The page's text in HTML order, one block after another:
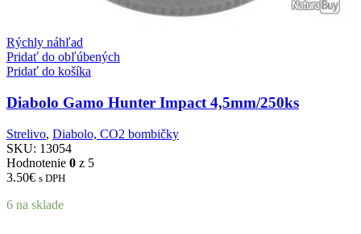
Rýchly náhľad
Pridať do obľúbených
Pridať do košíka
Diabolo Gamo Hunter Impact 4,5mm/250ks
Strelivo, Diabolo, CO2 bombičky
SKU: 13054
Hodnotenie 0 z 5
3.50€ s DPH
6 na sklade